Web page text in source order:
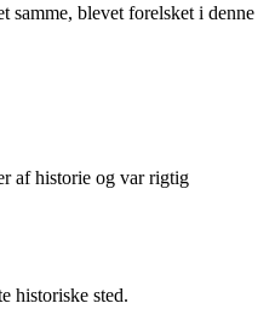
samme, blevet forelsket i denne
af historie og var rigtig
historiske sted.